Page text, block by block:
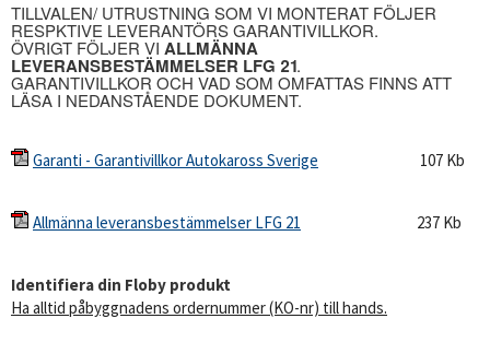
TILLVALEN/ UTRUSTNING SOM VI MONTERAT FÖLJER
RESPKTIVE LEVERANTÖRS GARANTIVILLKOR.
ÖVRIGT FÖLJER VI ALLMÄNNA
LEVERANSBESTÄMMELSER LFG 21.
GARANTIVILLKOR OCH VAD SOM OMFATTAS FINNS ATT
LÄSA I NEDANSTÅENDE DOKUMENT.
Garanti - Garantivillkor Autokaross Sverige 107 Kb
Allmänna leveransbestämmelser LFG 21 237 Kb
Identifiera din Floby produkt
Ha alltid påbyggnadens ordernummer (KO-nr) till hands.